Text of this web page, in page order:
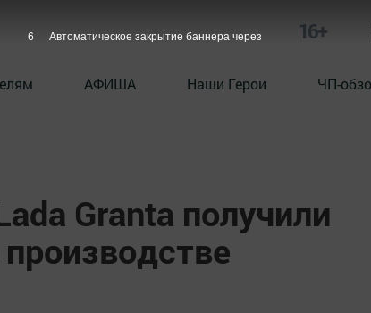
16+
АФИША Наши Герои ЧП-
Granta получили
4 Автоматическое закрытие баннера через